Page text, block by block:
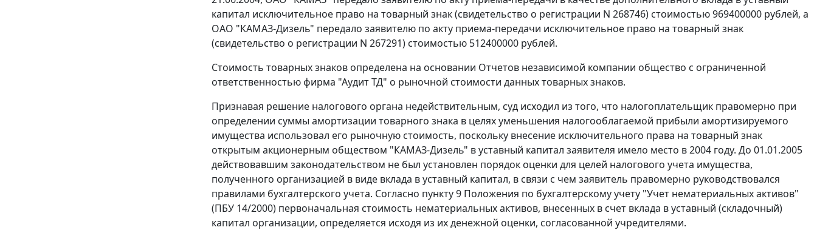
капитал исключительное право на товарный знак (свидетельство о регистрации N 268746) стоимостью 969400000 рублей, а
ОАО "КАМАЗ-Дизель" передало заявителю по акту приема-передачи исключительное право на товарный знак
(свидетельство о регистрации N 267291) стоимостью 512400000 рублей.
Стоимость товарных знаков определена на основании Отчетов независимой компании общество с ограниченной
ответственностью фирма "Аудит ТД" о рыночной стоимости данных товарных знаков.
Признавая решение налогового органа недействительным, суд исходил из того, что налогоплательщик правомерно при
определении суммы амортизации товарного знака в целях уменьшения налогооблагаемой прибыли амортизируемого
имущества использовал его рыночную стоимость, поскольку внесение исключительного права на товарный знак
открытым акционерным обществом "КАМАЗ-Дизель" в уставный капитал заявителя имело место в 2004 году. До 01.01.2005
действовавшим законодательством не был установлен порядок оценки для целей налогового учета имущества,
полученного организацией в виде вклада в уставный капитал, в связи с чем заявитель правомерно руководствовался
правилами бухгалтерского учета. Согласно пункту 9 Положения по бухгалтерскому учету "Учет нематериальных активов"
(ПБУ 14/2000) первоначальная стоимость нематериальных активов, внесенных в счет вклада в уставный (складочный)
капитал организации, определяется исходя из их денежной оценки, согласованной учредителями.